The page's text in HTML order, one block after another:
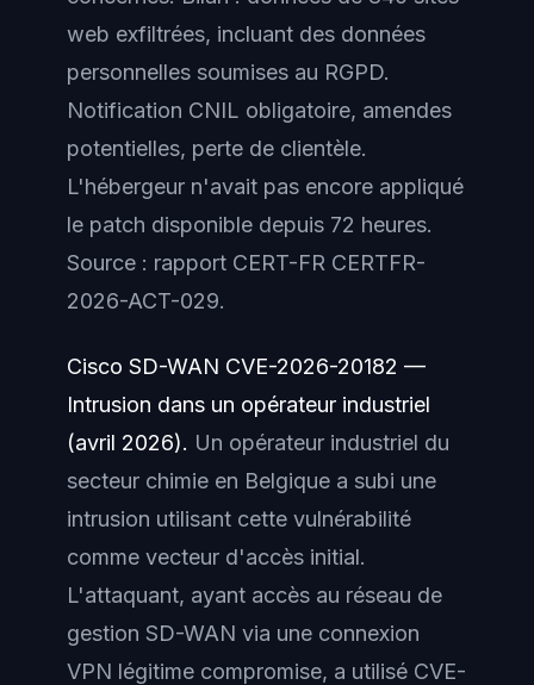
web exfiltrées, incluant des données
personnelles soumises au RGPD.
Notification CNIL obligatoire, amendes
potentielles, perte de clientèle.
L'hébergeur n'avait pas encore appliqué
le patch disponible depuis 72 heures.
Source : rapport CERT-FR CERTFR-
2026-ACT-029.
Cisco SD-WAN CVE-2026-20182 —
Intrusion dans un opérateur industriel
(avril 2026). Un opérateur industriel du
secteur chimie en Belgique a subi une
intrusion utilisant cette vulnérabilité
comme vecteur d'accès initial.
L'attaquant, ayant accès au réseau de
gestion SD-WAN via une connexion
VPN légitime compromise, a utilisé CVE-